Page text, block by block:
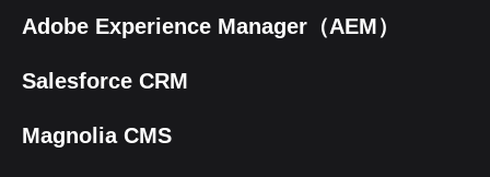
Adobe Experience Manager（AEM）
Salesforce CRM
Magnolia CMS